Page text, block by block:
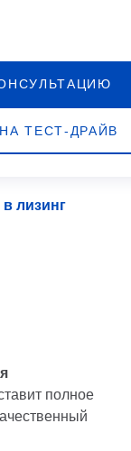
ТЕСТ-ДРАЙВ
в лизинг
полное